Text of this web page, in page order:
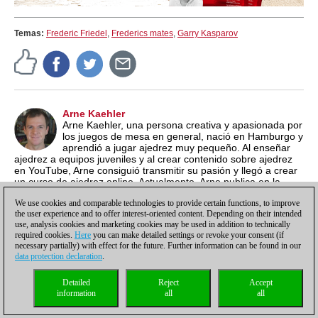
Temas: Frederic Friedel , Frederics mates, Garry Kasparov
Arne Kaehler
Arne Kaehler, una persona creativa y apasionada por
los juegos de mesa en general, nació en Hamburgo y
aprendió a jugar ajedrez muy pequeño. Al enseñar
ajedrez a equipos juveniles y al crear contenido sobre ajedrez
en YouTube, Arne consiguió transmitir su pasión y llegó a crear
un curso de ajedrez online. Actualmente, Arne publica en la
artículos entretenidos y de promoción.
Política de privacidad |Para contactar Cookies Management
Licencias
Compliance Hotline
coldest news
We use cookies and comparable technologies to provide certain functions, to improve
the user experience and to offer interest-oriented content. Depending on their intended
use, analysis cookies and marketing cookies may be used in addition to technically
required cookies. Here you can make detailed settings or revoke your consent (if
necessary partially) with effect for the future. Further information can be found in our
data protection declaration.
Accept
all
Reject
all
Detailed
information